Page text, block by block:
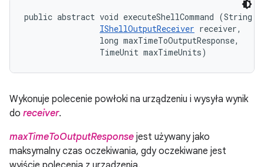
public abstract void executeShellCommand (String
IShellOutputReceiver receiver,
                long maxTimeToOutputResponse,
                TimeUnit maxTimeUnits)
Wykonuje polecenie powłoki na urządzeniu i wysyła wynik
do receiver.
maxTimeToOutputResponse jest używany jako
maksymalny czas oczekiwania, gdy oczekiwane jest